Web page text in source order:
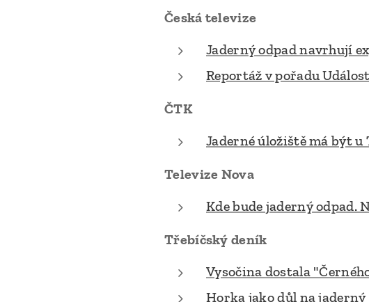
Česká televize
Jaderný odpad navrhují
Reportáž v pořadu
ČTK
Jaderné úložiště má být u
Televize Nova
Kde bude jaderný odpad.
Třebíčský deník
Vysočina dostala
Horka jako důl na